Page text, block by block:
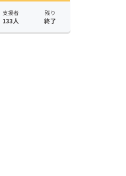
支援者
133人
残り
終了